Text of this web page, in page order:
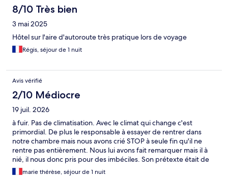
8/10 Très bien
3 mai 2025
Hôtel sur l'aire d'autoroute très pratique lors de voyage
Régis, séjour de 1 nuit
Avis vérifié
2/10 Médiocre
19 juil. 2026
à fuir. Pas de climatisation. Avec le climat qui change c'est
primordial. De plus le responsable à essayer de rentrer dans
notre chambre mais nous avons crié STOP à seule fin qu'il ne
rentre pas entièrement. Nous lui avons fait remarquer mais il à
nié, il nous donc pris pour des imbéciles. Son prétexte était de
nous dire qu'il allait vérifier les ventilateurs des chambres à côté
marie thérèse, séjour de 1 nuit